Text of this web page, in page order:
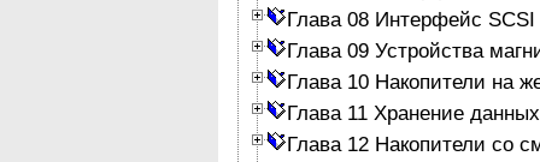
Глава 08 Интерфейс SCSI
Глава 09 Устройства
Глава 10 Накопители на
Глава 11 Хранение
Глава 12 Накопители со